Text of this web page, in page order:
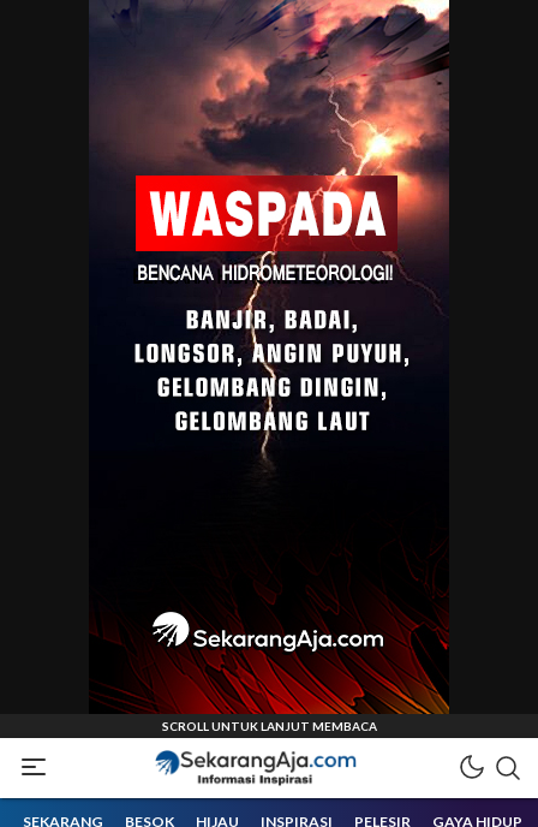
Sekarangaja
Informasi Inspirasi Malang Raya
SEKARANG BESOK HIJAU INSPIRASI PELESIR GAYA HIDUP